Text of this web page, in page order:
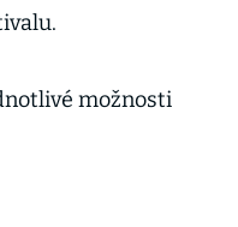
možnosti